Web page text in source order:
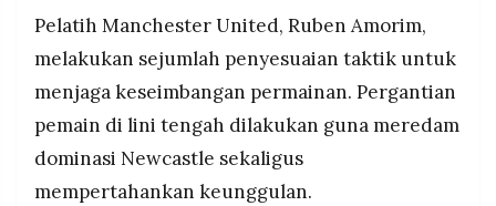
Pelatih Manchester United, Ruben Amorim,
melakukan sejumlah penyesuaian taktik untuk
menjaga keseimbangan permainan. Pergantian
pemain di lini tengah dilakukan guna meredam
dominasi Newcastle sekaligus
mempertahankan keunggulan.